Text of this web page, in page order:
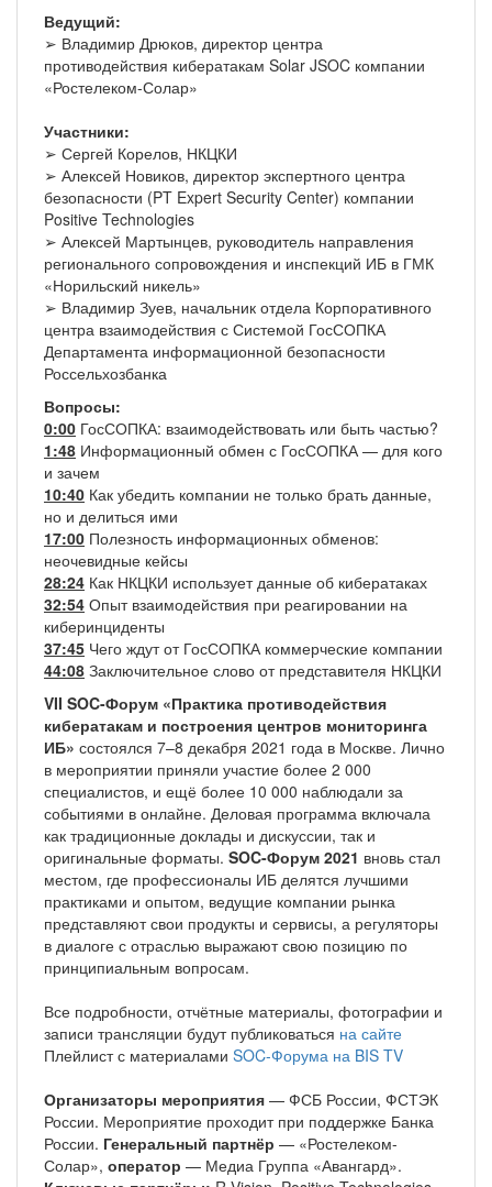
Ведущий:
➢ Владимир Дрюков, директор центра
противодействия кибератакам Solar JSOC компании
«Ростелеком-Солар»
Участники:
➢ Сергей Корелов, НКЦКИ
➢ Алексей Новиков, директор экспертного центра
безопасности (PT Expert Security Center) компании
Positive Technologies
➢ Алексей Мартынцев, руководитель направления
регионального сопровождения и инспекций ИБ в ГМК
«Норильский никель»
➢ Владимир Зуев, начальник отдела Корпоративного
центра взаимодействия с Системой ГосСОПКА
Департамента информационной безопасности
Россельхозбанка
Вопросы:
0:00 ГосСОПКА: взаимодействовать или быть частью?
1:48 Информационный обмен с ГосСОПКА — для кого
и зачем
10:40 Как убедить компании не только брать данные,
но и делиться ими
17:00 Полезность информационных обменов:
неочевидные кейсы
28:24 Как НКЦКИ использует данные об кибератаках
32:54 Опыт взаимодействия при реагировании на
киберинциденты
37:45 Чего ждут от ГосСОПКА коммерческие компании
44:08 Заключительное слово от представителя НКЦКИ
VII SOC-Форум «Практика противодействия
кибератакам и построения центров мониторинга
ИБ» состоялся 7–8 декабря 2021 года в Москве. Лично
в мероприятии приняли участие более 2 000
специалистов, и ещё более 10 000 наблюдали за
событиями в онлайне. Деловая программа включала
как традиционные доклады и дискуссии, так и
оригинальные форматы. SOC-Форум 2021 вновь стал
местом, где профессионалы ИБ делятся лучшими
практиками и опытом, ведущие компании рынка
представляют свои продукты и сервисы, а регуляторы
в диалоге с отраслью выражают свою позицию по
принципиальным вопросам.
Все подробности, отчётные материалы, фотографии и
записи трансляции будут публиковаться на сайте
Плейлист с материалами SOC-Форума на BIS TV
Организаторы мероприятия — ФСБ России, ФСТЭК
России. Мероприятие проходит при поддержке Банка
России. Генеральный партнёр — «Ростелеком-
Солар», оператор — Медиа Группа «Авангард».